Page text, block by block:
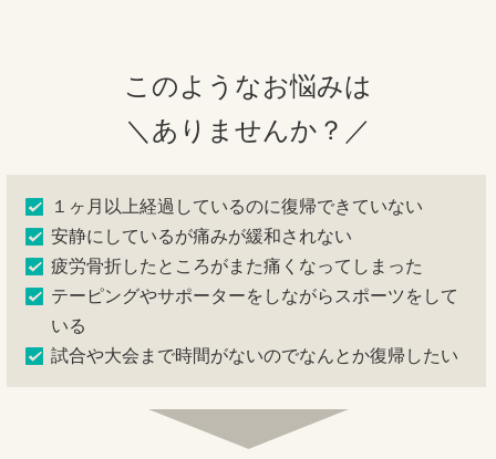
このようなお悩みは
＼ありませんか？／
１ヶ月以上経過しているのに復帰できていない
安静にしているが痛みが緩和されない
疲労骨折したところがまた痛くなってしまった
テーピングやサポーターをしながらスポーツをして
いる
試合や大会まで時間がないのでなんとか復帰したい